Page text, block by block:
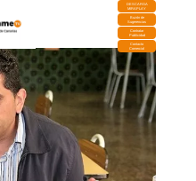
DESCARGA
MIRAPLAY
Buzón de
Sugerencias
Contratar
Publicidad
Contacto
Comercial